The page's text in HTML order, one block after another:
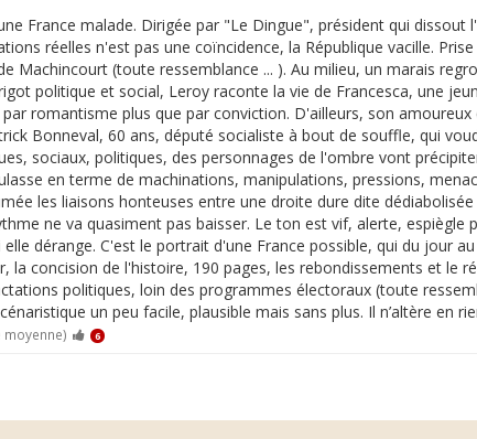
France malade. Dirigée par "Le Dingue", président qui
réelles n'est pas une coïncidence, la République vacille.
Machincourt (toute ressemblance ... ). Au milieu, un marais
politique et social, Leroy raconte la vie de Francesca, une
romantisme plus que par conviction. D'ailleurs, son
Bonneval, 60 ans, député socialiste à bout de souffle, qui
sociaux, politiques, des personnages de l'ombre vont
en terme de machinations, manipulations, pressions,
les liaisons honteuses entre une droite dure dite
ne va quasiment pas baisser. Le ton est vif, alerte,
dérange. C'est le portrait d'une France possible, qui du jour
la concision de l'histoire, 190 pages, les rebondissements et le
politiques, loin des programmes électoraux (toute
un peu facile, plausible mais sans plus. Il n’altère en
6